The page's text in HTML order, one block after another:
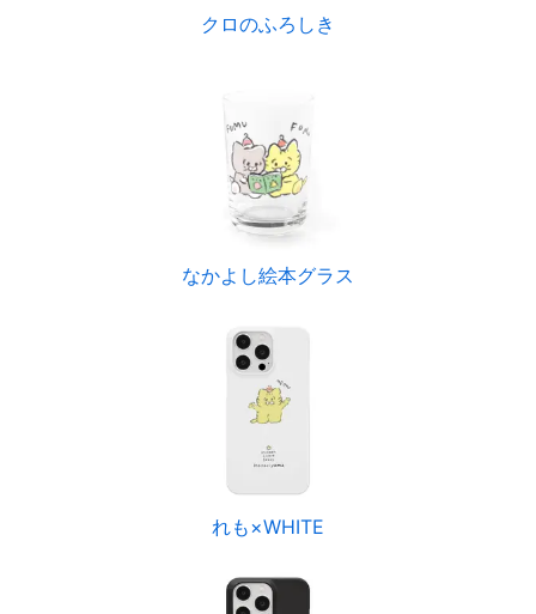
クロのふろしき
なかよし絵本グラス
れも×WHITE